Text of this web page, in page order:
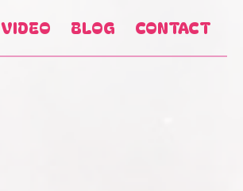
VIDEO BLOG CONTACT